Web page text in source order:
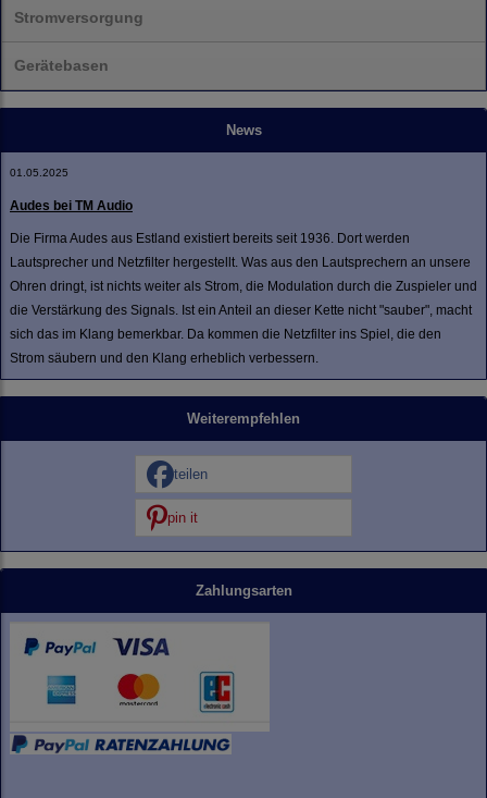
Stromversorgung
Gerätebasen
News
01.05.2025
Audes bei TM Audio
Die Firma Audes aus Estland existiert bereits seit 1936. Dort werden
Lautsprecher und Netzfilter hergestellt. Was aus den Lautsprechern an unsere
Ohren dringt, ist nichts weiter als Strom, die Modulation durch die Zuspieler und
die Verstärkung des Signals. Ist ein Anteil an dieser Kette nicht "sauber", macht
sich das im Klang bemerkbar. Da kommen die Netzfilter ins Spiel, die den
Strom säubern und den Klang erheblich verbessern.
Weiterempfehlen
teilen
pin it
Zahlungsarten